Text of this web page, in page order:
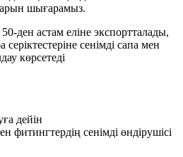
шығарамыз.
50-ден астам еліне экспортталады,
сенімді сапа мен
көрсетеді
дейін
фитингтердің сенімді өндірушісі